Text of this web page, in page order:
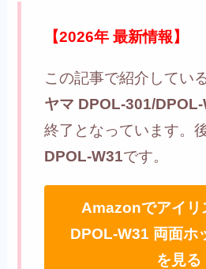
【2026年 最新情報】
この記事で紹介してい
ヤマ DPOL-301/DPOL-
終了となっています。
DPOL-W31です。
Amazonでアイリ
DPOL-W31 両面ホ
を見る